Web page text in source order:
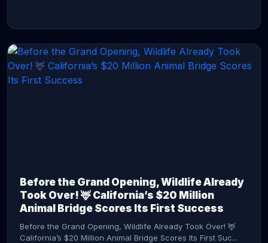
Before the Grand Opening, Wildlife Already
Took Over! 🦌 California’s $20 Million
Animal Bridge Scores Its First Success
Before the Grand Opening, Wildlife Already Took Over! 🦌
California’s $20 Million Animal Bridge Scores Its First Suc...